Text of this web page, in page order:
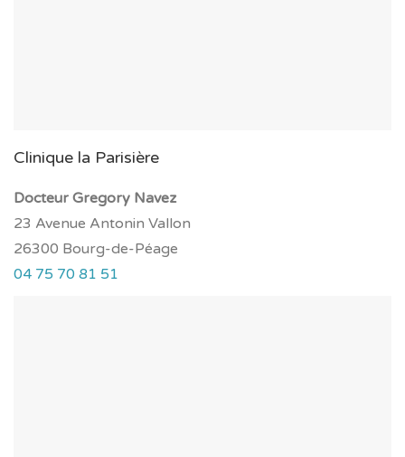
Clinique la Parisière
Docteur Gregory Navez
23 Avenue Antonin Vallon
26300 Bourg-de-Péage
04 75 70 81 51